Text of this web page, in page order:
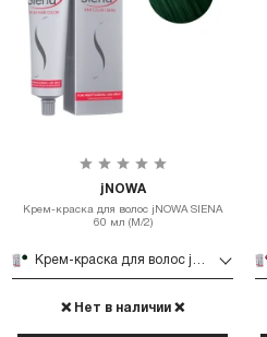
jNOWA
Крем-краска для волос jNOWA SIENA
60 мл (М/2)
❌ Нет в наличии ❌